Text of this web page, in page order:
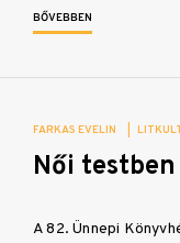
BŐVEBBEN
FARKAS EVELIN
Női
A 82. Ünnepi